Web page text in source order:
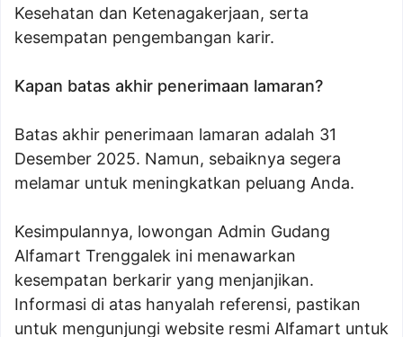
Kesehatan dan Ketenagakerjaan, serta
kesempatan pengembangan karir.
Kapan batas akhir penerimaan lamaran?
Batas akhir penerimaan lamaran adalah 31
Desember 2025. Namun, sebaiknya segera
melamar untuk meningkatkan peluang Anda.
Kesimpulannya, lowongan Admin Gudang
Alfamart Trenggalek ini menawarkan
kesempatan berkarir yang menjanjikan.
Informasi di atas hanyalah referensi, pastikan
untuk mengunjungi website resmi Alfamart untuk